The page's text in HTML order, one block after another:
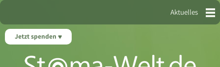
Jetzt spenden
Aktuelles